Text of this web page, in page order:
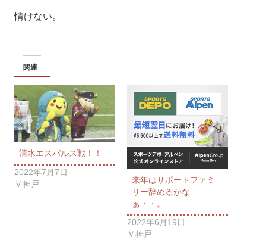
情けない。
関連
清水エスパルス戦！！
2022年7月7日
Ｖ神戸
来年はサポートファミ
リー辞めるかな
ぁ・・。
2022年6月19日
Ｖ神戸